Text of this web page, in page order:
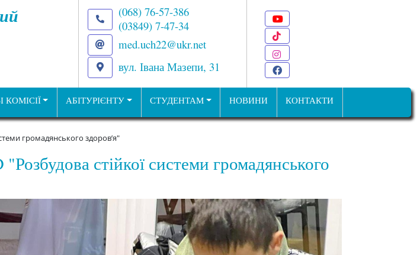
(068) 76-57-386
(03849) 7-47-34
med.uch22@ukr.net
вул. Івана Мазепи, 31
КОМІСІЇ АБІТУРІЄНТУ СТУДЕНТАМ НОВИНИ КОНТАКТИ
громадянського здоровʼя"
стійкої системи громадянського